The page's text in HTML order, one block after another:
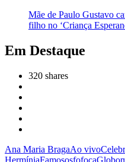
Mãe de Paulo Gustavo
filho no ‘Criança
Em Destaque
320 shares
Ana Maria BragaAo vivo
HermíniaFamososfofocaGlobo